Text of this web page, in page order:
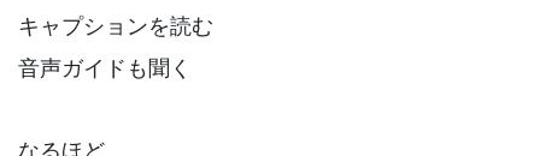
キャプションを読む
音声ガイドも聞く
なるほど